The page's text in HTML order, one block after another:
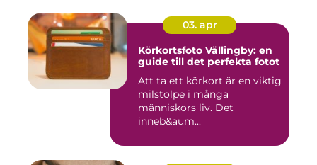
03. apr
Körkortsfoto Vällingby: en
guide till det perfekta fotot
Att ta ett körkort är en viktig
milstolpe i många
människors liv. Det
inneb&aum...